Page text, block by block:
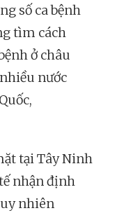
số ca bệnh
tìm cách
ở châu
nước
tại Tây Ninh
nhận định
nhiên